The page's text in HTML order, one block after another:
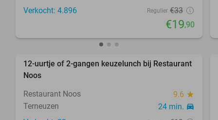
Verkocht: 4.896 Regulier €33
€19,90
42%
12-uurtje of 2-gangen keuzelunch bij Restaurant
Noos
Restaurant Noos
9.6 star
Terneuzen 24 min. directions_car